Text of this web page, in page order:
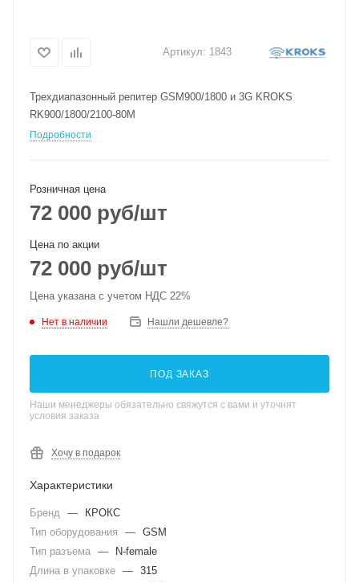
Артикул: 1843
Трехдиапазонный репитер GSM900/1800 и 3G KROKS
RK900/1800/2100-80M
Подробности
Розничная цена
72 000 руб/шт
Цена по акции
72 000 руб/шт
Цена указана с учетом НДС 22%
Нет в наличии Нашли дешевле?
ПОД ЗАКАЗ
Наши менеджеры обязательно свяжутся с вами и уточнят
условия заказа
Хочу в подарок
Характеристики
Бренд —
КРОКС
Тип оборудования
— GSM
Тип разъема —
N-female
Длина в упаковке — 315